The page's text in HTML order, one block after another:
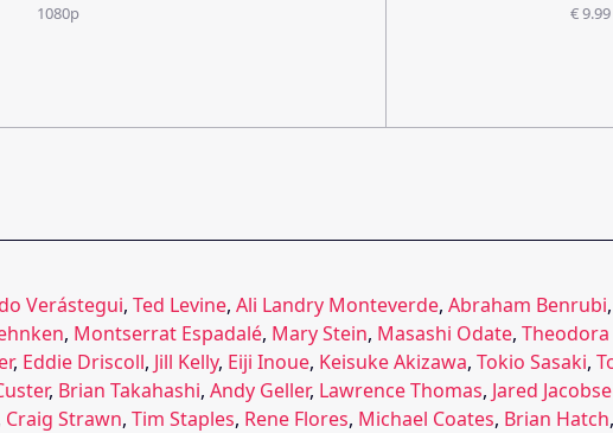
1080p € 9.99
Verástegui, Ted Levine, Ali Landry Monteverde, Abraham Benrubi
, Montserrat Espadalé, Mary Stein, Masashi Odate, Theodora
, Eddie Driscoll, Jill Kelly, Eiji Inoue, Keisuke Akizawa, Tokio Sasaki,
, Brian Takahashi, Andy Geller, Lawrence Thomas, Jared
Craig Strawn, Tim Staples, Rene Flores, Michael Coates, Brian Hatch